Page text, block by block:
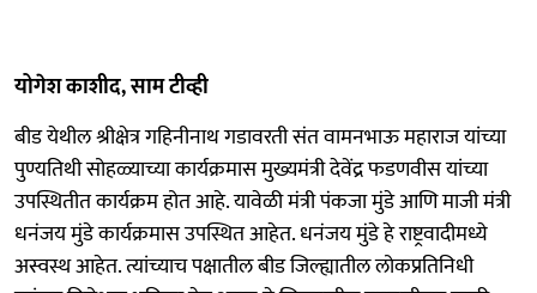
योगेश काशीद, साम टीव्ही
बीड येथील श्रीक्षेत्र गहिनीनाथ गडावरती संत वामनभाऊ महाराज यांच्या
पुण्यतिथी सोहळ्याच्या कार्यक्रमास मुख्यमंत्री देवेंद्र फडणवीस यांच्या
उपस्थितीत कार्यक्रम होत आहे. यावेळी मंत्री पंकजा मुंडे आणि माजी मंत्री
धनंजय मुंडे कार्यक्रमास उपस्थित आहेत. धनंजय मुंडे हे राष्ट्रवादीमध्ये
अस्वस्थ आहेत. त्यांच्याच पक्षातील बीड जिल्ह्यातील लोकप्रतिनिधी